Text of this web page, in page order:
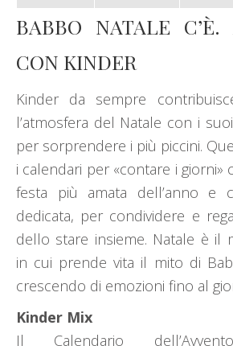
BABBO NATALE C’È.
CON KINDER
Kinder da sempre
l’atmosfera del Natale con i
per sorprendere i più piccini.
i calendari per «contare i giorni»
festa più amata dell’anno e
dedicata, per condividere e
dello stare insieme. Natale è il
in cui prende vita il mito di
crescendo di emozioni fino al
Kinder Mix
Il Calendario